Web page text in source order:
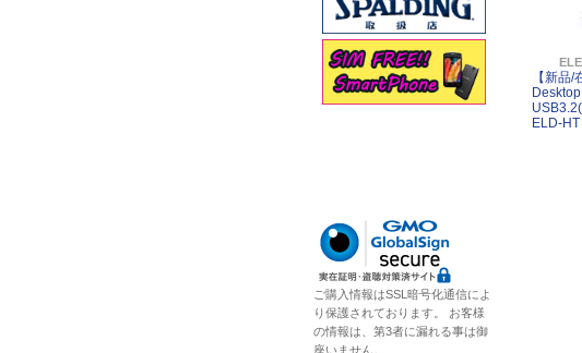
【新品
ELD-HT
ご購入情報はSSL暗号化通信によ
り保護されております。 お客様
の情報は、第3者に漏れる事は御
座いません。